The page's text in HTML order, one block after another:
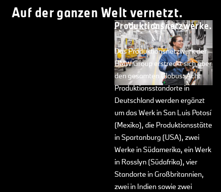
Auf der ganzen Welt vernetzt.
Produktionsnetzwerke.
Das Produktionsnetzwerk der
BMW Group erstreckt sich über
den gesamten Globus: Acht
Produktionsstandorte in
Deutschland werden ergänzt
um das Werk in San Luis Potosí
(Mexiko), die Produktionsstätte
in Spartanburg (USA), zwei
Werke in Südamerika, ein Werk
in Rosslyn (Südafrika), vier
Standorte in Großbritannien,
zwei in Indien sowie zwei